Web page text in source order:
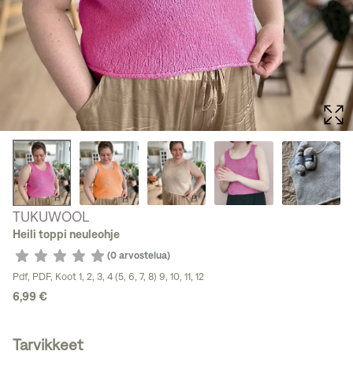
TUKUWOOL
Heili toppi neuleohje
(0 arvostelua)
Pdf, PDF, Koot 1, 2, 3, 4 (5, 6, 7, 8) 9, 10, 11, 12
6,99 €
Tarvikkeet